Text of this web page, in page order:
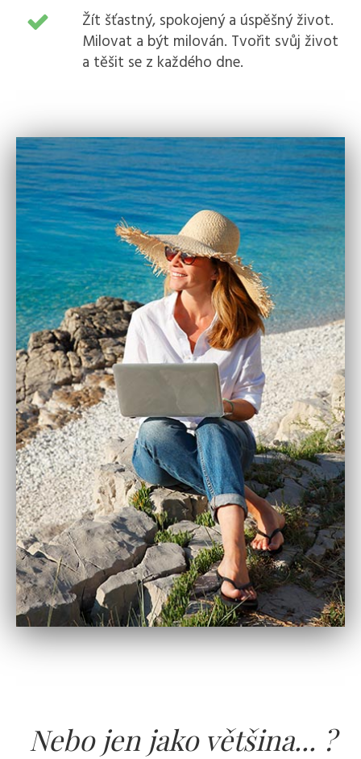
Žít šťastný, spokojený a úspěšný život.
Milovat a být milován. Tvořit svůj život
a těšit se z každého dne.
Nebo jen jako většina... ?